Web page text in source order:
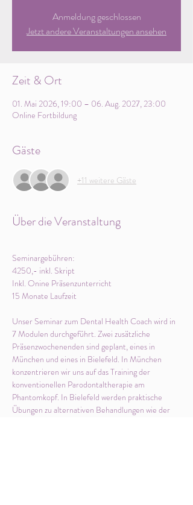
Anmeldung geschlossen
Jetzt andere Veranstaltungen ansehen
Zeit & Ort
01. Mai 2026, 19:00 – 06. Aug. 2027, 23:00
Online Fortbildung
Gäste
+11 weitere Gäste
Über die Veranstaltung
Seminargebühren:
4250,- inkl. Skript
Inkl. Onine Präsenzunterricht
15 Monate Laufzeit
Unser Seminar zum Dental Health Coach wird in
7 Modulen durchgeführt. Zwei zusätzliche
Präsenzwochenenden sind geplant, eines in
München und eines in Bielefeld. In München
konzentrieren wir uns auf das Training der
konventionellen Parodontaltherapie am
Phantomkopf. In Bielefeld werden praktische
Übungen zu alternativen Behandlungen wie der